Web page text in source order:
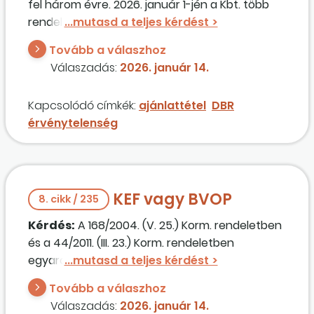
fel három évre. 2026. január 1-jén a Kbt. több
rendelkezése változott, többek között a Kbt. 73.
§-ában foglalt érvénytelenségi okok.
Szeretnénk kérdezni, hogy melyik Kbt.-t kell
alkalmazni a DBR keretében kiküldött
Tovább a válaszhoz
Válaszadás: 2026. január 14.
Kapcsolódó címkék: ajánlattétel DBR
érvénytelenség
8. cikk / 235 KEF vagy BVOP
Kérdés: A 168/2004. (V. 25.) Korm. rendeletben
és a 44/2011. (III. 23.) Korm. rendeletben
egyaránt érintett beszerzés esetén egyre
többször kerülünk abba helyzetbe, hogy a BVOP
nem fogadja el a 168/2004. Korm. rendelettel
Tovább a válaszhoz
Válaszadás: 2026. január 14.